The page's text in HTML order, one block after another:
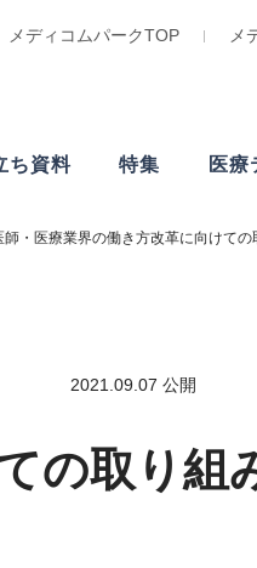
ち資料 特集 医療
メディコムパークTOP メ
師・医療業界の働き方改革に向けて
2021.09.07 公開
の取り組